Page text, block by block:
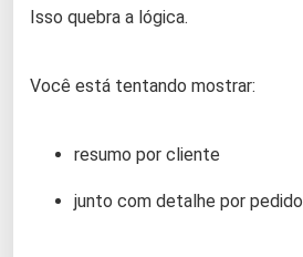
Isso quebra a lógica.
Você está tentando mostrar:
resumo por cliente
junto com detalhe por pedido